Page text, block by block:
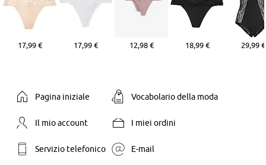
17,99 € 17,99 € 12,98 € 18,99 € 29,99 €
Pagina iniziale Vocabolario della moda
Il mio account I miei ordini
Servizio telefonico E-mail